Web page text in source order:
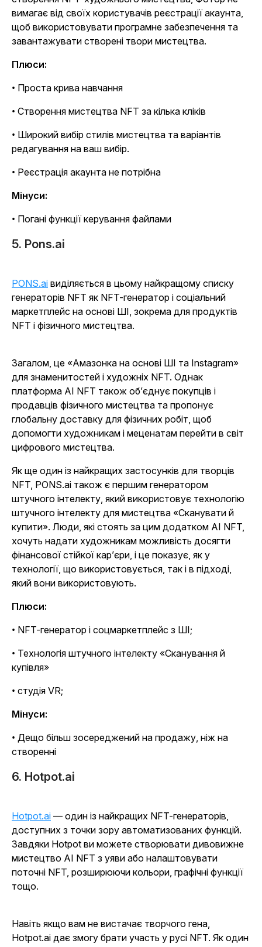
вимагає від своїх користувачів реєстрації акаунта,
щоб використовувати програмне забезпечення та
завантажувати створені твори мистецтва.
Плюси:
• Проста крива навчання
• Створення мистецтва NFT за кілька кліків
• Широкий вибір стилів мистецтва та варіантів
редагування на ваш вибір.
• Реєстрація акаунта не потрібна
Мінуси:
• Погані функції керування файлами
5. Pons.ai
PONS.ai виділяється в цьому найкращому списку
генераторів NFT як NFT-генератор і соціальний
маркетплейс на основі ШІ, зокрема для продуктів
NFT і фізичного мистецтва.
Загалом, це «Амазонка на основі ШІ та Instagram»
для знаменитостей і художніх NFT. Однак
платформа AI NFT також об’єднує покупців і
продавців фізичного мистецтва та пропонує
глобальну доставку для фізичних робіт, щоб
допомогти художникам і меценатам перейти в світ
цифрового мистецтва.
Як ще один із найкращих застосунків для творців
NFT, PONS.ai також є першим генератором
штучного інтелекту, який використовує технологію
штучного інтелекту для мистецтва «Сканувати й
купити». Люди, які стоять за цим додатком AI NFT,
хочуть надати художникам можливість досягти
фінансової стійкої кар’єри, і це показує, як у
технології, що використовується, так і в підході,
який вони використовують.
Плюси:
• NFT-генератор і соцмаркетплейс з ШІ;
• Технологія штучного інтелекту «Сканування й
купівля»
• студія VR;
Мінуси:
• Дещо більш зосереджений на продажу, ніж на
створенні
6. Hotpot.ai
Hotpot.ai — один із найкращих NFT-генераторів,
доступних з точки зору автоматизованих функцій.
Завдяки Hotpot ви можете створювати дивовижне
мистецтво AI NFT з уяви або налаштовувати
поточні NFT, розширюючи кольори, графічні функції
тощо.
Навіть якщо вам не вистачає творчого гена,
Hotpot.ai дає змогу брати участь у русі NFT. Як один